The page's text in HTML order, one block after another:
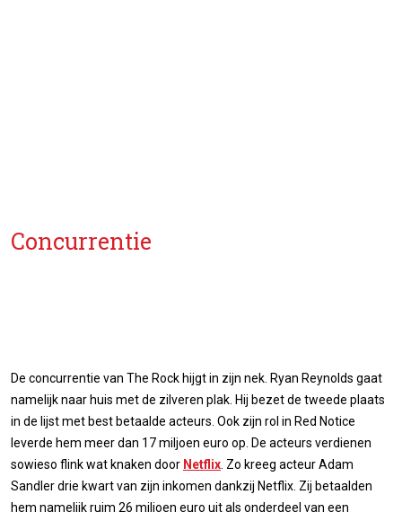
Concurrentie
De concurrentie van The Rock hijgt in zijn nek. Ryan Reynolds gaat
namelijk naar huis met de zilveren plak. Hij bezet de tweede plaats
in de lijst met best betaalde acteurs. Ook zijn rol in Red Notice
leverde hem meer dan 17 miljoen euro op. De acteurs verdienen
sowieso flink wat knaken door Netflix . Zo kreeg acteur Adam
Sandler drie kwart van zijn inkomen dankzij Netflix. Zij betaalden
hem namelijk ruim 26 miljoen euro uit als onderdeel van een